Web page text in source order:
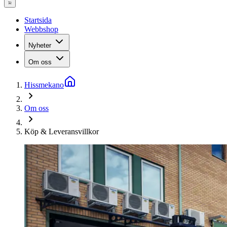
Startsida
Webbshop
Nyheter
Om oss
Hissmekano
Om oss
Köp & Leveransvillkor